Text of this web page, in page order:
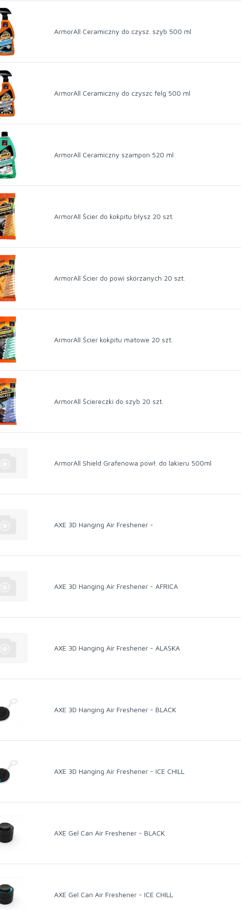
ArmorAll Ceramiczny do czysz. szyb 500 ml
ArmorAll Ceramiczny do czyszc felg 500 ml
ArmorAll Ceramiczny szampon 520 ml
ArmorAll Ścier do kokpitu błysz 20 szt.
ArmorAll Ścier do powi skórzanych 20 szt.
ArmorAll Ścier kokpitu matowe 20 szt.
ArmorAll Ściereczki do szyb 20 szt.
ArmorAll Shield Grafenowa powł. do lakieru 500ml
AXE 3D Hanging Air Freshener -
AXE 3D Hanging Air Freshener - AFRICA
AXE 3D Hanging Air Freshener - ALASKA
AXE 3D Hanging Air Freshener - BLACK
AXE 3D Hanging Air Freshener - ICE CHILL
AXE Gel Can Air Freshener - BLACK
AXE Gel Can Air Freshener - ICE CHILL